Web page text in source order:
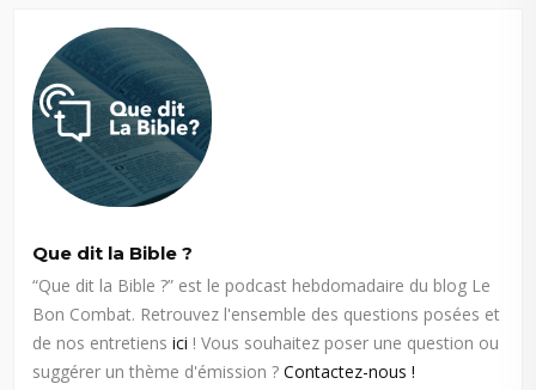
Que dit la Bible ?
“Que dit la Bible ?” est le podcast hebdomadaire du blog Le
Bon Combat. Retrouvez l'ensemble des questions posées et
de nos entretiensici ! Vous souhaitez poser une question ou
suggérer un thème d'émission ?Contactez-nous !